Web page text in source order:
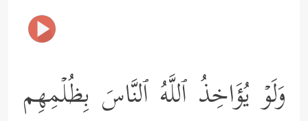
وَلَوۡ یُؤَاخِذُ ٱللَّهُ ٱلنَّاسَ بِظُلۡمِهِم